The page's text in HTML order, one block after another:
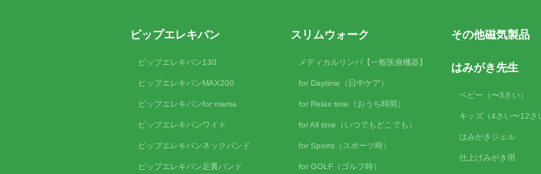
ピップエレキバン
ピップエレキバン130
ピップエレキバンMAX200
ピップエレキバンfor mama
ピップエレキバンワイド
ピップエレキバンネックバンド
ピップエレキバン足裏バンド
スリムウォーク
メディカルリンパ【一般医療機器】
for Daytime（日中ケア）
for Relax time（おうち時間）
for All time（いつでもどこでも）
for Sports（スポーツ時）
for GOLF（ゴルフ時）
その他磁気製品
はみがき先生
ベビー（〜3さい）
キッズ（4さい〜12さ
はみがきジェル
仕上げみがき用